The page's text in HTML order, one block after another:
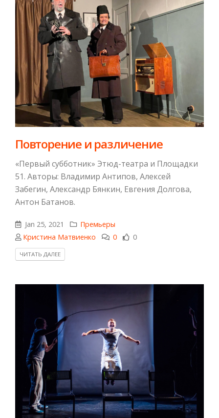
Повторение и различение
«Первый субботник» Этюд-театра и Площадки
51. Авторы: Владимир Антипов, Алексей
Забегин, Александр Бянкин, Евгения Долгова,
Антон Батанов.
Jan 25, 2021
Премьеры
Кристина Матвиенко
0 0
ЧИТАТЬ ДАЛЕЕ